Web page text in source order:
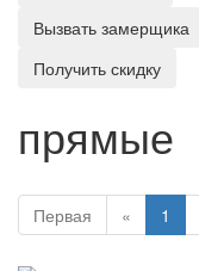
Вызвать замерщика
Получить скидку
прямые
Первая « 1